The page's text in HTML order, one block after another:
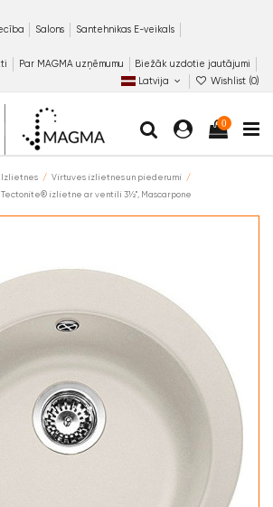
Salons
Santehnikas E-veikals
Par MAGMA uzņēmumu
Biežāk uzdotie jautājumi
Latvija
Wishlist (0)
0
Izlietnes
Virtuves izlietnes un piederumi
izlietne ar ventili 3½", Mascarpone